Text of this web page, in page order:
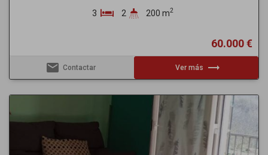
3 2 200 m2
60.000 €
email Contactar Ver más trending_flat
Next